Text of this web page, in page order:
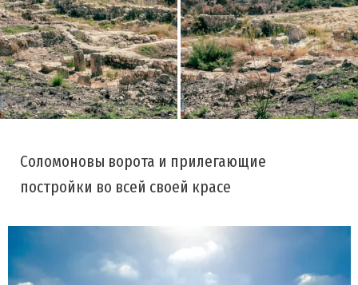
Соломоновы ворота и прилегающие
постройки во всей своей красе